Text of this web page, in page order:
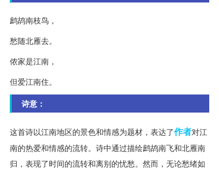
鹧鸪南枝鸟，
愁随北雁去。
侬家是江南，
但爱江南住。
诗意：
这首诗以江南地区的景色和情感为题材，表达了作者对江
南的热爱和情感的流转。诗中通过描绘鹧鸪南飞和北雁南
归，表现了时间的流转和离别的忧愁。然而，无论愁绪如